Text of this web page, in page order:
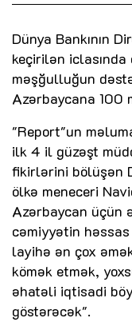
Dünya Bankının
keçirilən
məşğulluğun
Azərbaycana 100
"Report"un
ilk 4 il güzəşt
fikirlərini bölüşən
ölkə meneceri
Azərbaycan üçün
cəmiyyətin
layihə ən çox
kömək etmək,
əhatəli iqtisadi
göstərəcək".